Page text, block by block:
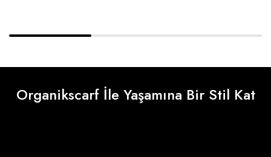
Organikscarf İle Yaşamına Bir Stil Kat